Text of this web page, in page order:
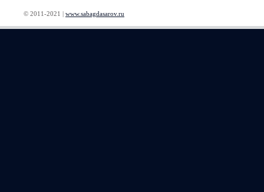
© 2011-2021 | www.sabagdasarov.ru